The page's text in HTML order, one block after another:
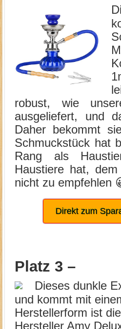
robust, wie
ausgeliefert, und
Daher bekommt
Schmuckstück hat
Rang als
Haustiere hat,
nicht zu empfehlen
Direkt zum
Platz 3 –
Dieses dunkle
und kommt mit
Herstellerform ist
Hersteller Amy